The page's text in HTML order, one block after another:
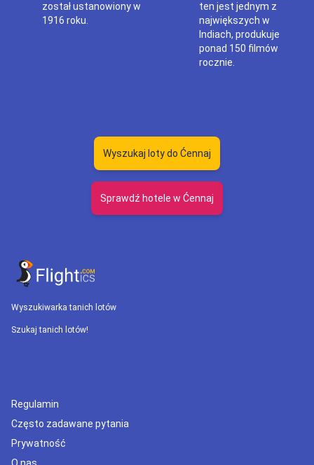
został ustanowiony w
1916 roku.
ten jest jednym z
największych w
Indiach, produkuje
ponad 150 filmów
rocznie.
Wyszukaj loty do Ćennaj
Sprawdź hotele w Ćennaj
Wyszukiwarka tanich lotów
Szukaj tanich lotów!
Regulamin
Często zadawane pytania
Prywatność
O nas